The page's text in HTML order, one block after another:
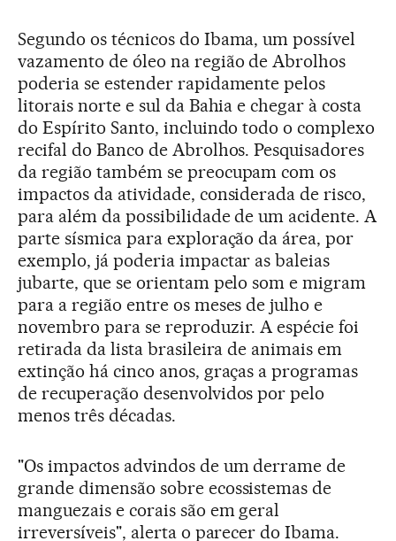
Segundo os técnicos do Ibama, um possível
vazamento de óleo na região de Abrolhos
poderia se estender rapidamente pelos
litorais norte e sul da Bahia e chegar à costa
do Espírito Santo, incluindo todo o complexo
recifal do Banco de Abrolhos. Pesquisadores
da região também se preocupam com os
impactos da atividade, considerada de risco,
para além da possibilidade de um acidente. A
parte sísmica para exploração da área, por
exemplo, já poderia impactar as baleias
jubarte, que se orientam pelo som e migram
para a região entre os meses de julho e
novembro para se reproduzir. A espécie foi
retirada da lista brasileira de animais em
extinção há cinco anos, graças a programas
de recuperação desenvolvidos por pelo
menos três décadas.
"Os impactos advindos de um derrame de
grande dimensão sobre ecossistemas de
manguezais e corais são em geral
irreversíveis", alerta o parecer do Ibama.